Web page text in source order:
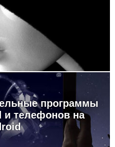
программы
и телефонов на